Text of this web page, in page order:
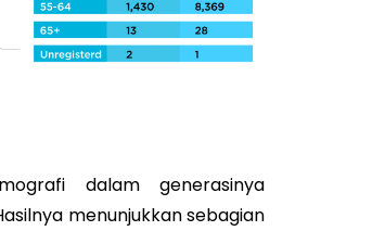
dalam generasinya
menunjukkan sebagian